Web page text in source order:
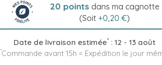
20 points dans ma cagnotte
(Soit +0,20 €)
Date de livraison estimée*: 12 - 13 août
*Commande avant 15h = Expédition le jour